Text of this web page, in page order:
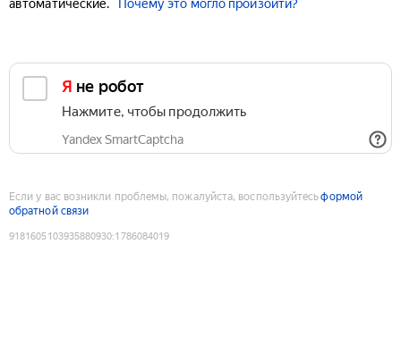
автоматические.
Почему это могло произойти?
Я не робот
Нажмите, чтобы продолжить
Yandex SmartCaptcha
Если у вас возникли проблемы, пожалуйста, воспользуйтесьформой
обратной связи
9181605103935880930:1786084019